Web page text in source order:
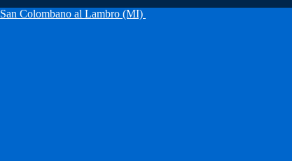
San Colombano al Lambro (MI)